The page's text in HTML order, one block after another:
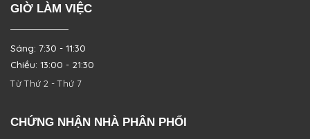
GIỜ LÀM VIỆC
Sáng: 7:30 - 11:30
Chiều: 13:00 - 21:30
Từ Thứ 2 - Thứ 7
CHỨNG NHẬN NHÀ PHÂN PHỐI